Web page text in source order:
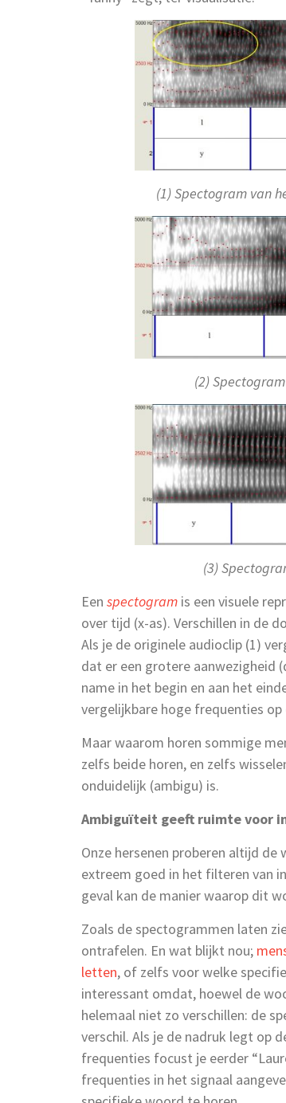
(1) Spectogram van
(2)
(3)
Een spectogram is een visuele
over tijd (x-as). Verschillen in de
Als je de originele audioclip (1)
dat er een grotere aanwezigheid
name in het begin en aan het
vergelijkbare hoge frequenties
Maar waarom horen sommige
zelfs beide horen, en zelfs
onduidelijk (ambigu) is.
Ambiguïteit geeft ruimte voor
Onze hersenen proberen altijd
extreem goed in het filteren van
geval kan de manier waarop dit
Zoals de spectogrammen laten
ontrafelen. En wat blijkt nou;
letten, of zelfs voor welke
interessant omdat, hoewel de
helemaal niet zo verschillen: de
verschil. Als je de nadruk legt op
frequenties focust je eerder
frequenties in het signaal